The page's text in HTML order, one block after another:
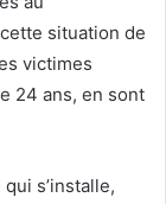
situation de
victimes
24 ans, en sont
s’installe,